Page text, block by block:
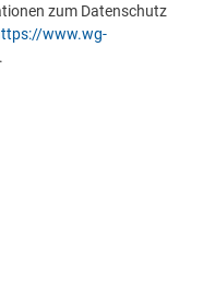
zum Datenschutz
www.wg-
.